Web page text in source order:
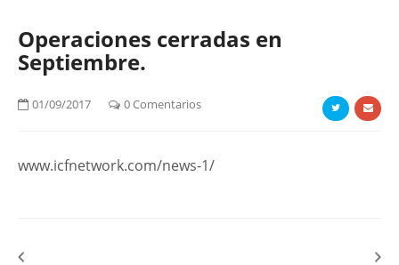
Operaciones cerradas en
Septiembre.
01/09/2017 0 Comentarios
www.icfnetwork.com/news-1/